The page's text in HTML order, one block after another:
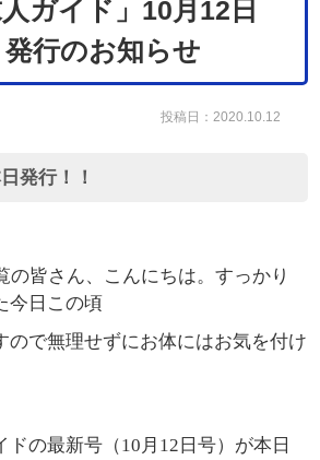
人ガイド」10月12日
行のお知らせ
投稿日：2020.10.12
発行！！
の皆さん、こんにちは。すっかり
今日この頃
ので無理せずにお体にはお気を付け
ドの最新号（10月12日号）が本日